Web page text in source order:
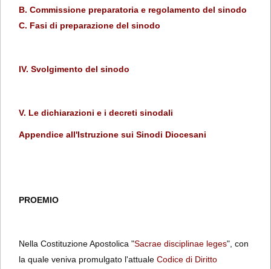
B. Commissione preparatoria e regolamento del sinodo
C. Fasi di preparazione del sinodo
IV. Svolgimento del sinodo
V. Le dichiarazioni e i decreti sinodali
Appendice all'Istruzione sui Sinodi Diocesani
PROEMIO
Nella Costituzione Apostolica "Sacrae disciplinae leges", con
la quale veniva promulgato l'attuale Codice di Diritto